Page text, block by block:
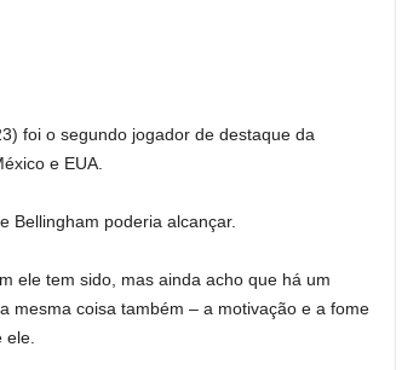
foi o segundo jogador de destaque da
e EUA.
Bellingham poderia alcançar.
ele tem sido, mas ainda acho que há um
mesma coisa também – a motivação e a fome